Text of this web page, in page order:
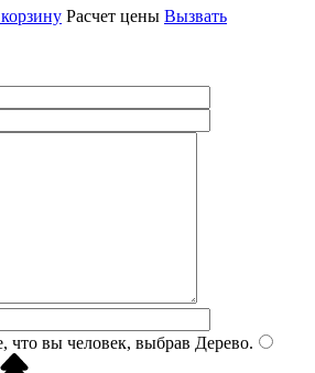
Расчет цены Вызвать
что вы человек, выбрав Дерево.